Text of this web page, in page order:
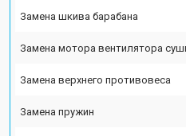
Замена шкива барабана
Замена мотора вентилятора
Замена верхнего противовеса
Замена пружин